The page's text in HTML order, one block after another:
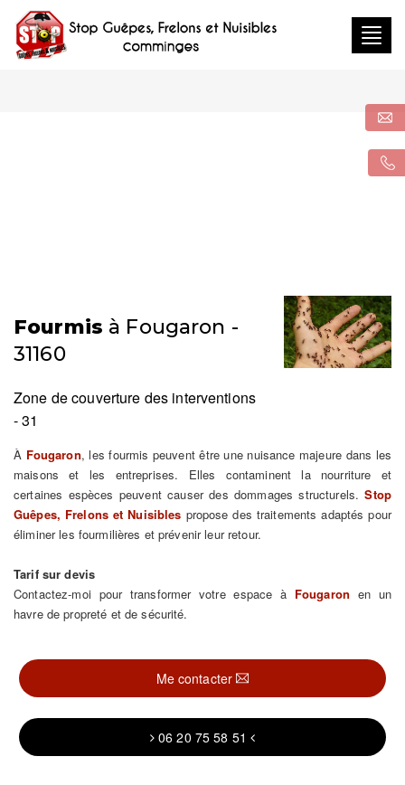
Fourmis à Fougaron -
31160
Zone de couverture des interventions
- 31
À Fougaron, les fourmis peuvent être une nuisance majeure dans les
maisons et les entreprises. Elles contaminent la nourriture et
certaines espèces peuvent causer des dommages structurels.Stop
Guêpes, Frelons et Nuisibles propose des traitements adaptés pour
éliminer les fourmilières et prévenir leur retour.
Tarif sur devis
Contactez-moi pour transformer votre espace à Fougaron en un
havre de propreté et de sécurité.
Me contacter
06 20 75 58 51